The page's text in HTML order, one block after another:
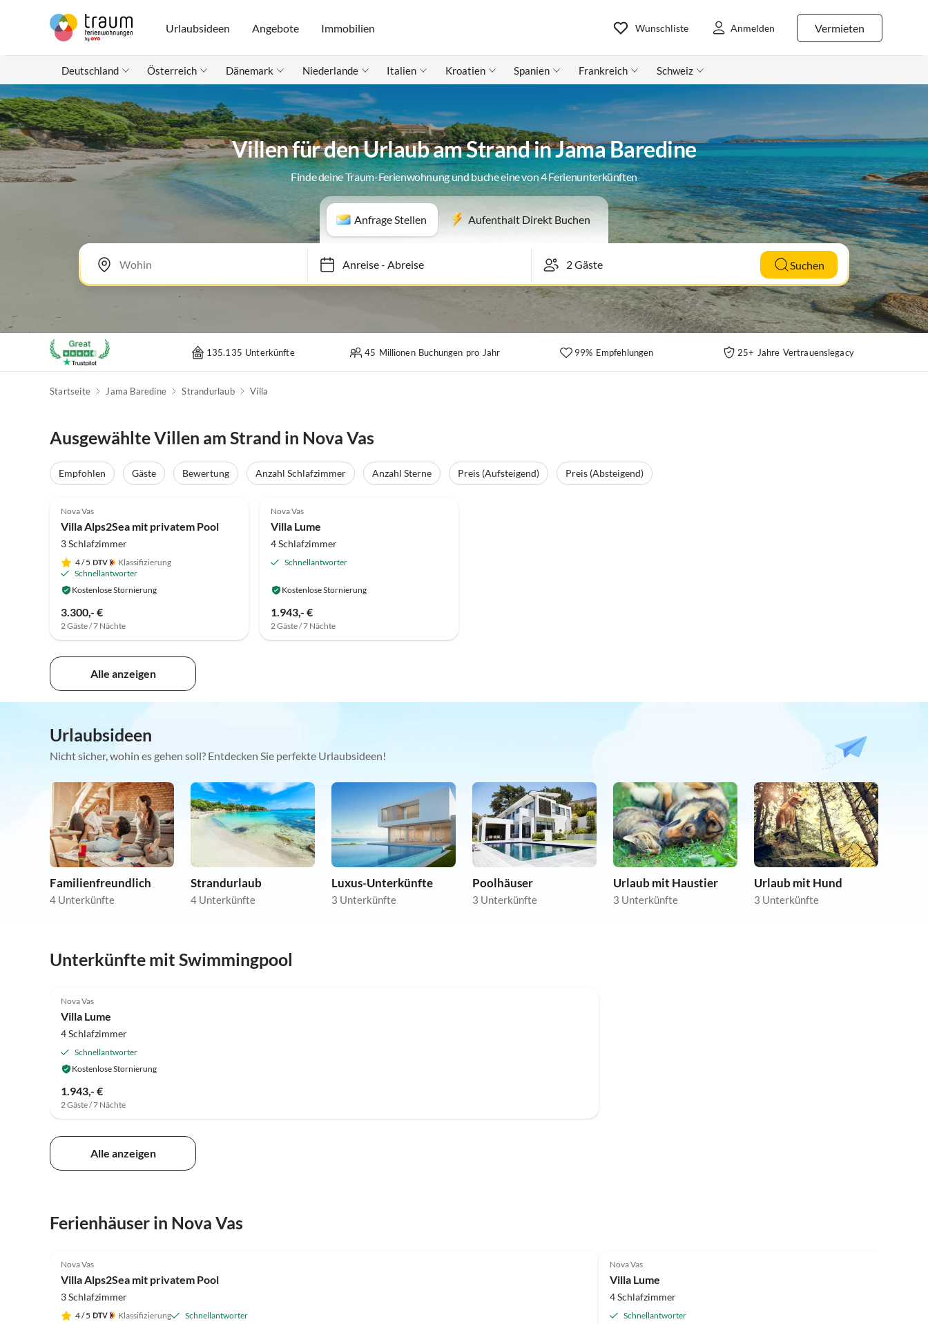
Urlaubsideen Angebote Immobilien Vermieten
Wunschliste Anmelden
Deutschland Österreich Dänemark Niederlande Italien Kroatien Spanien Frankreich Schweiz
Villen für den Urlaub am Strand in Jama Baredine
Finde deine Traum-Ferienwohnung und buche eine von 4 Ferienunterkünften
Anfrage Stellen Aufenthalt Direkt Buchen
Anreise-Abreise Suchen
135.135 Unterkünfte 45 Millionen Buchungen pro Jahr 99% Empfehlungen 25+ Jahre Vertrauenslegacy
Startseite Jama Baredine Strandurlaub Villa
Ausgewählte Villen am Strand in Nova Vas
Empfohlen Gäste Bewertung Anzahl Schlafzimmer Anzahl Sterne Preis (Aufsteigend) Preis (Absteigend)
Nova Vas
Villa Alps2Sea mit privatem Pool
3 Schlafzimmer
4/ 5
Klassifizierung
Schnellantworter
Kostenlose Stornierung
3.300,- €
2 Gäste / 7 Nächte
Nova Vas
Villa Lume
4 Schlafzimmer
Schnellantworter
Kostenlose Stornierung
1.943,- €
2 Gäste / 7 Nächte
Alle anzeigen
Urlaubsideen
Nicht sicher, wohin es gehen soll? Entdecken Sie perfekte Urlaubsideen!
Familienfreundlich
4 Unterkünfte
Strandurlaub
4 Unterkünfte
Luxus-Unterkünfte
3 Unterkünfte
Poolhäuser
3 Unterkünfte
Urlaub mit Haustier
3 Unterkünfte
Urlaub mit Hund
3 Unterkünfte
Unterkünfte mit Swimmingpool
Nova Vas
Villa Lume
4 Schlafzimmer
Schnellantworter
Kostenlose Stornierung
1.943,- €
2 Gäste / 7 Nächte
Alle anzeigen
Ferienhäuser in Nova Vas
Nova Vas
Villa Alps2Sea mit privatem Pool
3 Schlafzimmer
4/ 5 Klassifizierung
Schnellantworter
Nova Vas
Villa Lume
4 Schlafzimmer
Schnellantworter